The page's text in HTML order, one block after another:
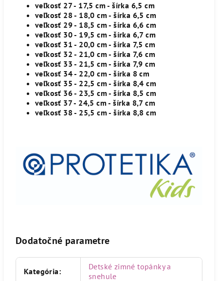
veľkosť 27 - 17,5 cm - šírka 6,5 cm
veľkosť 28 - 18,0 cm - šírka 6,5 cm
veľkosť 29 - 18,5 cm - šírka 6,6 cm
veľkosť 30 - 19,5 cm - šírka 6,7 cm
veľkosť 31 - 20,0 cm - šírka 7,5 cm
veľkosť 32 - 21,0 cm - šírka 7,6 cm
veľkosť 33 - 21,5 cm - šírka 7,9 cm
veľkosť 34 - 22,0 cm - šírka 8 cm
veľkosť 35 - 22,5 cm - šírka 8,4 cm
veľkosť 36 - 23,5 cm - šírka 8,5 cm
veľkosť 37 - 24,5 cm - šírka 8,7 cm
veľkosť 38 - 25,5 cm - šírka 8,8 cm
Dodatočné parametre
Kategória:
Detské zimné topánky a
snehule